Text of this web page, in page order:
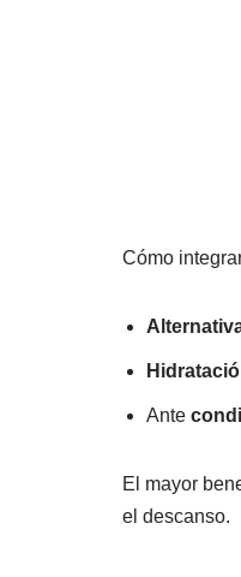
Cómo
Ante
El mayor
el descanso.